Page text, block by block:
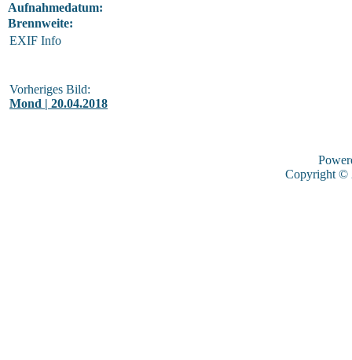
Aufnahmedatum:
Brennweite:
EXIF Info
Vorheriges Bild:
Mond | 20.04.2018
Copyright ©